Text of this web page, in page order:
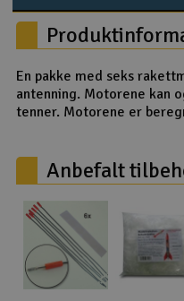
Raketter
Smarthjem, lek
Solenergi
Sparkesykler &
Verktøy, utstyr
Gavekort
En pakke med seks
antenning. Motorene kan
tenner. Motorene er
Anbefalt